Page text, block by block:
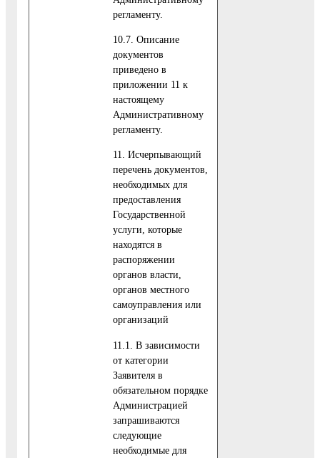
регламенту.
10.7. Описание
документов
приведено в
приложении 11 к
настоящему
Административному
регламенту.
11. Исчерпывающий
перечень документов,
необходимых для
предоставления
Государственной
услуги, которые
находятся в
распоряжении
органов власти,
органов местного
самоуправления или
организаций
11.1. В зависимости
от категории
Заявителя в
обязательном порядке
Администрацией
запрашиваются
следующие
необходимые для